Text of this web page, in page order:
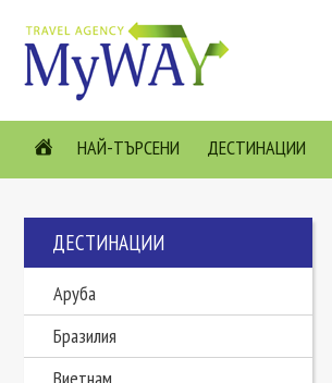
НАЙ-ТЪРСЕНИ ДЕСТИНАЦИИ
ДЕСТИНАЦИИ
Аруба
Бразилия